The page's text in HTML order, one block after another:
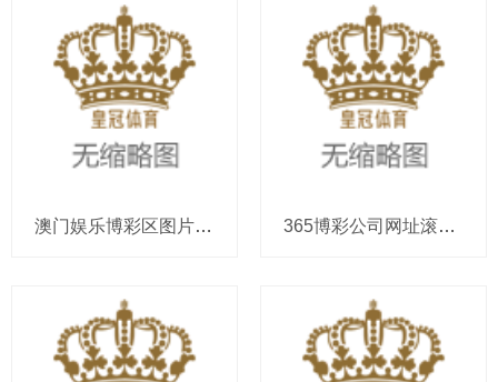
澳门娱乐博彩区图片球吧网体育直播平台_基恩: 不看好葡萄牙夺得寰宇杯冠军, 法国事最大热点 365博彩公司网址滚球足球平台送彩金_唐嫣红裙炸场！FENDI复旧大片把意式猖厥穿成东谈主间绝色